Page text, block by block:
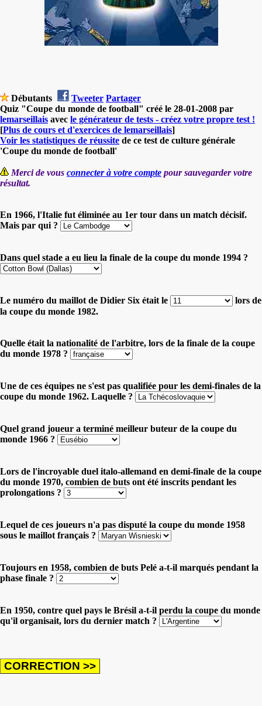
Débutants Tweeter Partager
Quiz "Coupe du monde de football" créé le 28-01-2008 par
lemarseillais avec le générateur de tests - créez votre propre test !
[Plus de cours et d'exercices de lemarseillais]
Voir les statistiques de réussite de ce test de culture générale
'Coupe du monde de football'
Merci de vous connecter à votre compte pour sauvegarder votre
résultat.
En 1966, l'Italie fut éliminée au 1er tour dans un match décisif.
Mais par qui ?
Dans quel stade a eu lieu la finale de la coupe du monde 1994 ?
Le numéro du maillot de Didier Six était le
lors de
la coupe du monde 1982.
Quelle était la nationalité de l'arbitre, lors de la finale de la coupe
du monde 1978 ?
Une de ces équipes ne s'est pas qualifiée pour les demi-finales de la
coupe du monde 1962. Laquelle ?
Quel grand joueur a terminé meilleur buteur de la coupe du
monde 1966 ?
Lors de l'incroyable duel italo-allemand en demi-finale de la coupe
du monde 1970, combien de buts ont été inscrits pendant les
prolongations ?
Lequel de ces joueurs n'a pas disputé la coupe du monde 1958
sous le maillot français ?
Toujours en 1958, combien de buts Pelé a-t-il marqués pendant la
phase finale ?
En 1950, contre quel pays le Brésil a-t-il perdu la coupe du monde
qu'il organisait, lors du dernier match ?